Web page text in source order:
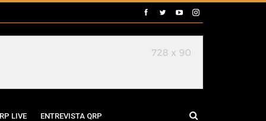
LIVE ENTREVISTA QRP